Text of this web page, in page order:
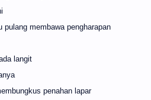
membawa pengharapan
langit
penahan lapar